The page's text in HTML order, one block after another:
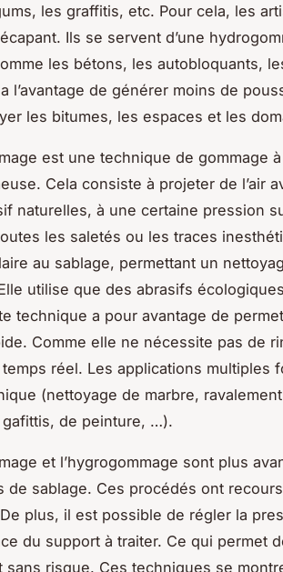
les graffitis, etc. Pour cela, les
Ils se servent d’une
les bétons, les autobloquants,
l’avantage de générer moins de
les bitumes, les espaces et les
est une technique de gommage à
Cela consiste à projeter de l’air
naturelles, à une certaine pression
les saletés ou les traces
au sablage, permettant un
utilise que des abrasifs
technique a pour avantage de
Comme elle ne nécessite pas de
réel. Les applications multiples
(nettoyage de marbre,
de peinture, …).
et l’hygrogommage sont plus
de sablage. Ces procédés ont
plus, il est possible de régler la
du support à traiter. Ce qui permet
sans risque. Ces techniques se